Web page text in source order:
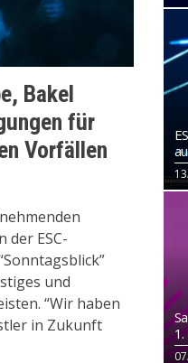
Bakel
für
Vorfällen
der ESC-
und
“Wir haben
in Zukunft